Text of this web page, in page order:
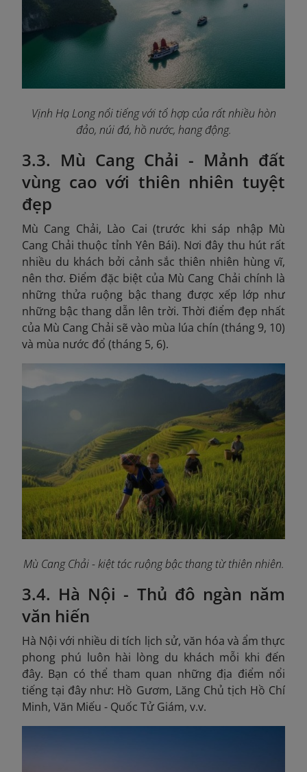
Vịnh Hạ Long nổi tiếng với tổ hợp của rất nhiều hòn
đảo, núi đá, hồ nước, hang động.
3.3. Mù Cang Chải - Mảnh đất
vùng cao với thiên nhiên tuyệt
đẹp
Mù Cang Chải, Lào Cai (trước khi sáp nhập Mù
Cang Chải thuộc tỉnh Yên Bái). Nơi đây thu hút rất
nhiều du khách bởi cảnh sắc thiên nhiên hùng vĩ,
nên thơ. Điểm đặc biệt của Mù Cang Chải chính là
những thửa ruộng bậc thang được xếp lớp như
những bậc thang dẫn lên trời. Thời điểm đẹp nhất
của Mù Cang Chải sẽ vào mùa lúa chín (tháng 9, 10)
và mùa nước đổ (tháng 5, 6).
Mù Cang Chải - kiệt tác ruộng bậc thang từ thiên nhiên.
3.4. Hà Nội - Thủ đô ngàn năm
văn hiến
Hà Nội với nhiều di tích lịch sử, văn hóa và ẩm thực
phong phú luôn hài lòng du khách mỗi khi đến
đây. Bạn có thể tham quan những địa điểm nổi
tiếng tại đây như: Hồ Gươm, Lăng Chủ tịch Hồ Chí
Minh, Văn Miếu - Quốc Tử Giám, v.v.